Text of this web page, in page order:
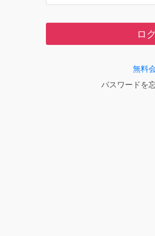
ロ
無料
パスワードを